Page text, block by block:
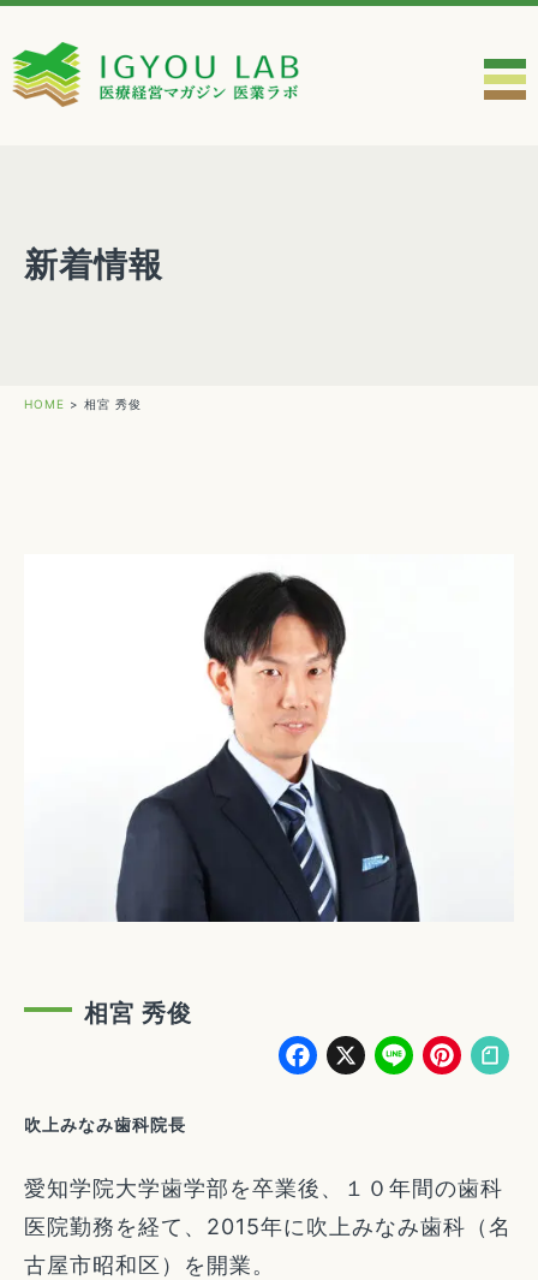
新着情報
HOME > 相宮 秀俊
相宮 秀俊
Facebook
X Line
吹上みなみ歯科院長
愛知学院大学歯学部を卒業後、１０年間の歯科
医院勤務を経て、2015年に吹上みなみ歯科（名
古屋市昭和区）を開業。